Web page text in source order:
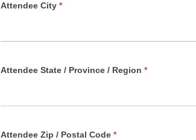
Attendee City *
Attendee State / Province / Region *
Attendee Zip / Postal Code *